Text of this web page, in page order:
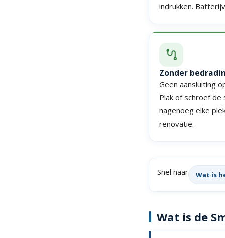
indrukken.
Zonder
Geen aansluiting
Plak of schroef de
nagenoeg elke
renovatie.
Snel naar Wat is
Wat is de